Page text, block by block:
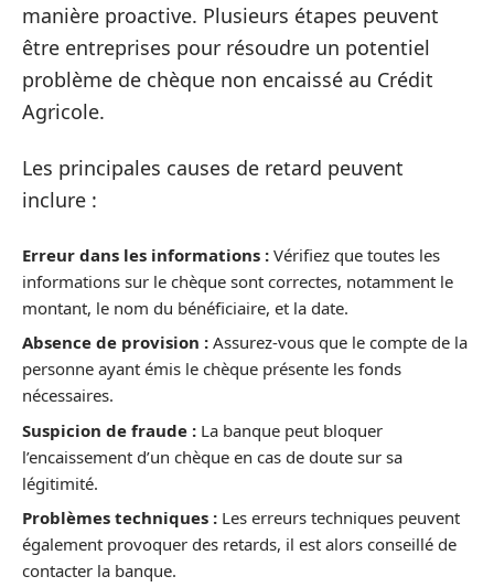
manière proactive. Plusieurs étapes peuvent
être entreprises pour résoudre un potentiel
problème de chèque non encaissé au Crédit
Agricole.
Les principales causes de retard peuvent
inclure :
Erreur dans les informations : Vérifiez que toutes les
informations sur le chèque sont correctes, notamment le
montant, le nom du bénéficiaire, et la date.
Absence de provision : Assurez-vous que le compte de la
personne ayant émis le chèque présente les fonds
nécessaires.
Suspicion de fraude : La banque peut bloquer
l’encaissement d’un chèque en cas de doute sur sa
légitimité.
Problèmes techniques : Les erreurs techniques peuvent
également provoquer des retards, il est alors conseillé de
contacter la banque.